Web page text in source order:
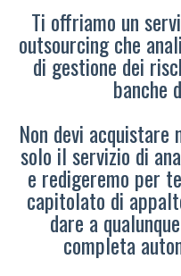
Ti offriamo un
outsourcing che
di gestione dei
banche
Non devi acquistare
solo il servizio di
e redigeremo per
capitolato di
dare a
completa